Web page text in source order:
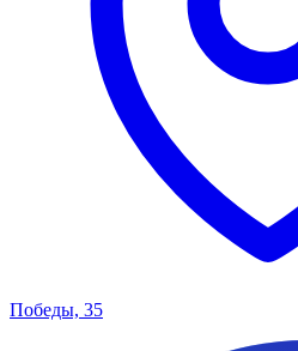
Победы, 35